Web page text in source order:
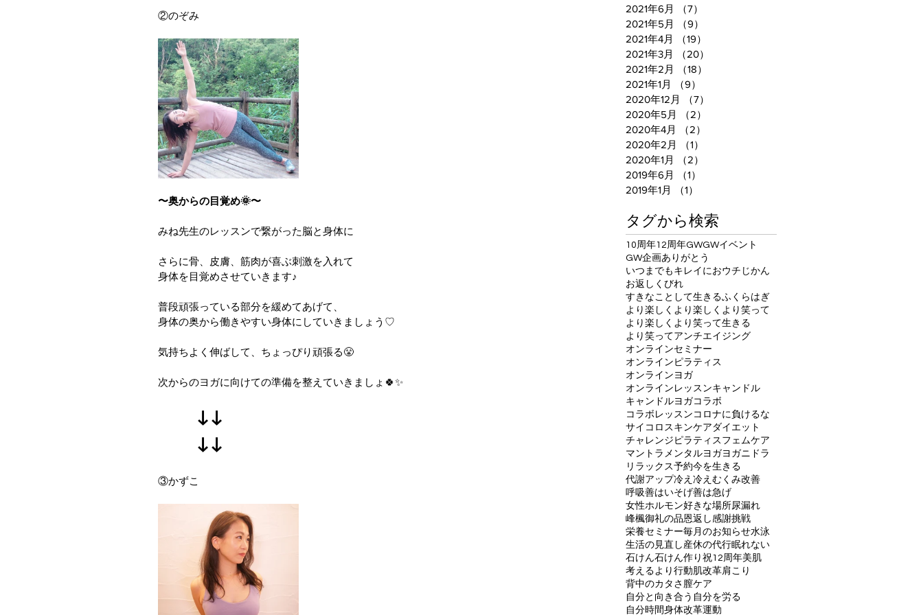
②のぞみ
〜奥からの目覚め🌞〜
みね先生のレッスンで繋がった脳と身体に
さらに骨、皮膚、筋肉が喜ぶ刺激を入れて
身体を目覚めさせていきます♪
普段頑張っている部分を緩めてあげて、
身体の奥から働きやすい身体にしていきましょう♡
気持ちよく伸ばして、ちょっぴり頑張る😤
次からのヨガに向けての準備を整えていきましょ🍀✨
↓↓
↓↓
③かずこ
2021年6月
（7）
2021年5月
（9）
2021年4月
（19）
2021年3月
（20）
2021年2月
（18）
2021年1月
（9）
2020年12月
（7）
2020年5月
（2）
2020年4月
（2）
2020年2月
（1）
2020年1月
（2）
2019年6月
（1）
2019年1月
（1）
タグから検索
10周年12周年GWGWイベント
GW企画ありがとう
いつまでもキレイに おウチじかん
お返し くびれ
すきなことして生きるふくらはぎ
より楽しく より楽しくより笑って
より楽しくより笑って生きる
より笑ってアンチエイジング
オンラインセミナー
オンラインピラティス
オンラインヨガ
オンラインレッスンキャンドル
キャンドルヨガコラボ
コラボレッスン コロナに負けるな
サイコロ スキンケア ダイエット
チャレンジ ピラティス フェムケア
マントラ メンタルヨガヨガニドラ
リラックス予約今を生きる
代謝アップ冷え 冷えむくみ改善
呼吸善はいそげ善は急げ
女性ホルモン好きな場所尿漏れ
峰楓御礼の品恩返し感謝挑戦
栄養セミナー毎月のお知らせ水泳
生活の見直し 産休の代行眠れない
石けん石けん作り 祝12周年美肌
考えるより行動 肌改革肩こり
背中のカタさ 膣ケア
自分と向き合う 自分を労る
自分時間身体改革運動